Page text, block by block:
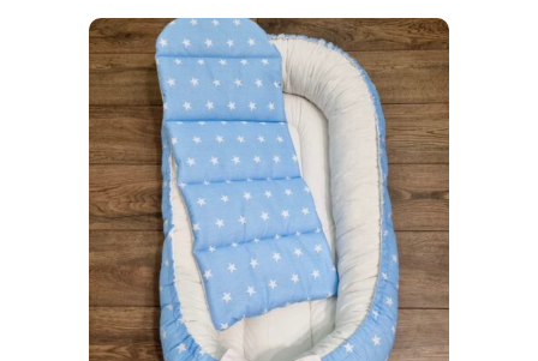
Dodaj u košaricu